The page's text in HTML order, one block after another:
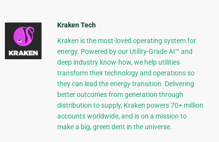
Kraken Tech
Kraken is the most-loved operating system for
energy. Powered by our Utility-Grade AI™ and
deep industry know-how, we help utilities
transform their technology and operations so
they can lead the energy transition. Delivering
better outcomes from generation through
distribution to supply, Kraken powers 70+ million
accounts worldwide, and is on a mission to
make a big, green dent in the universe.